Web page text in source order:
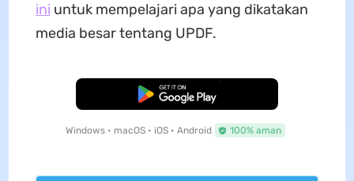
ini untuk mempelajari apa yang dikatakan
media besar tentang UPDF.
Unduh Gratis
Windows • macOS • iOS • Android 100% aman